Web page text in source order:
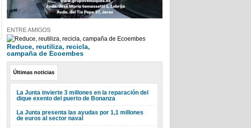
ENTRE AMIGOS
Reduce, reutiliza, recicla,
campaña de Ecoembes
Últimas noticias
La Junta invierte 3 millones en la reparación del
dique exento del puerto de Bonanza
La Junta presenta las ayudas por 1,1 millones
de euros al sector naval